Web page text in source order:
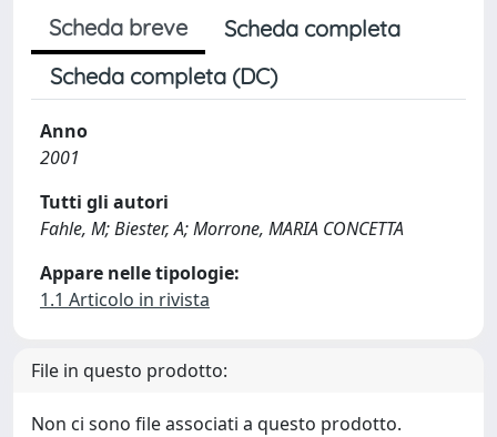
Scheda breve
Scheda completa
Scheda completa (DC)
Anno
2001
Tutti gli autori
Fahle, M; Biester, A; Morrone, MARIA CONCETTA
Appare nelle tipologie:
1.1 Articolo in rivista
File in questo prodotto:
Non ci sono file associati a questo prodotto.